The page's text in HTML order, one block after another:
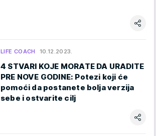
LIFE COACH 10.12.2023.
4 STVARI KOJE MORATE DA URADITE
PRE NOVE GODINE: Potezi koji će
pomoći da postanete bolja verzija
sebe i ostvarite cilj